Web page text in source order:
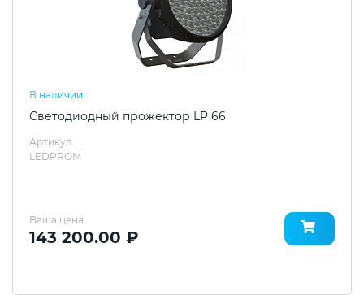
В наличии
Светодиодный прожектор LP 66
Артикул:
LEDPROM
Ваша цена
143 200.00 ₽